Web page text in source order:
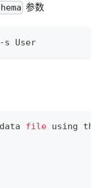
参数
s User
file using